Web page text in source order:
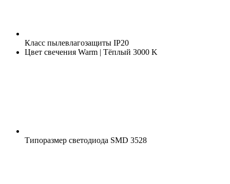
Класс пылевлагозащиты IP20
Цвет свечения Warm | Тёплый 3000 K
Типоразмер светодиода SMD 3528